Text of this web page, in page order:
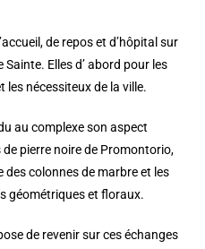
de repos et d’hôpital sur
Sainte. Elles d’ abord pour les
les nécessiteux de la ville.
au complexe son aspect
pierre noire de Promontorio,
des colonnes de marbre et les
géométriques et floraux.
de revenir sur ces échanges